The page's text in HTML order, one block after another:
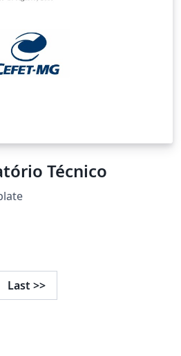
Técnico
Last >>